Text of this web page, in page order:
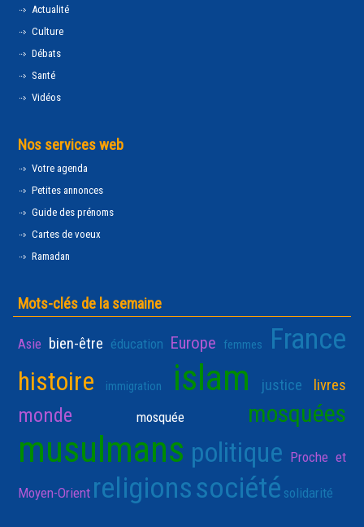
Actualité
Culture
Débats
Santé
Vidéos
Nos services web
Votre agenda
Petites annonces
Guide des prénoms
Cartes de voeux
Ramadan
Mots-clés de la semaine
Asie bien-être éducation Europe femmes France
histoire immigration islam justice livres
monde mosquée mosquées
musulmans politique Proche et
Moyen-Orient religionssociété solidarité